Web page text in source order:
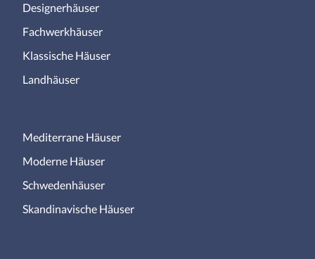
Designerhäuser
Fachwerkhäuser
Klassische Häuser
Landhäuser
Mediterrane Häuser
Moderne Häuser
Schwedenhäuser
Skandinavische Häuser